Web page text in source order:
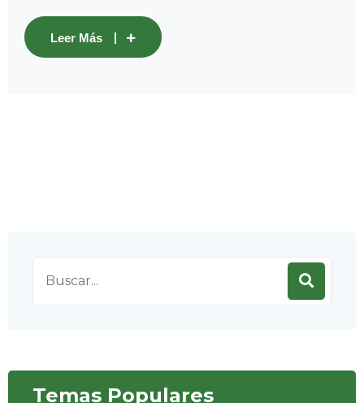
Leer Más
for:
Temas Populares